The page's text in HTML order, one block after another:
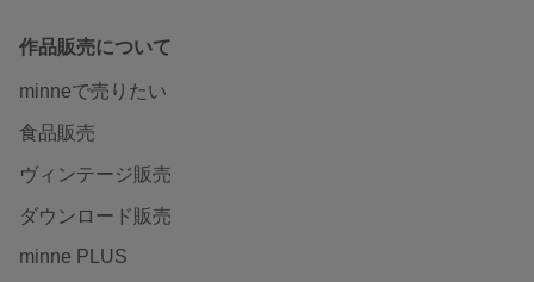
作品販売について
minneで売りたい
食品販売
ヴィンテージ販売
ダウンロード販売
minne PLUS